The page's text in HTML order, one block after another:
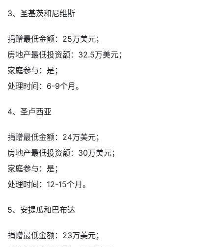
3、圣基茨和尼维斯
捐赠最低金额：25万美元；
房地产最低投资额：32.5万美元；
家庭参与：是；
处理时间：6-9个月。
4、圣卢西亚
捐赠最低金额：24万美元；
房地产最低投资额：30万美元；
家庭参与：是；
处理时间：12-15个月。
5、安提瓜和巴布达
捐赠最低金额：23万美元；